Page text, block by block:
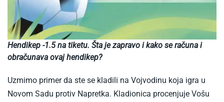
Hendikep -1.5 na tiketu. Šta je zapravo i kako se računa i
obračunava ovaj hendikep?
Uzmimo primer da ste se kladili na Vojvodinu koja igra u
Novom Sadu protiv Napretka. Kladionica procenjuje Vošu